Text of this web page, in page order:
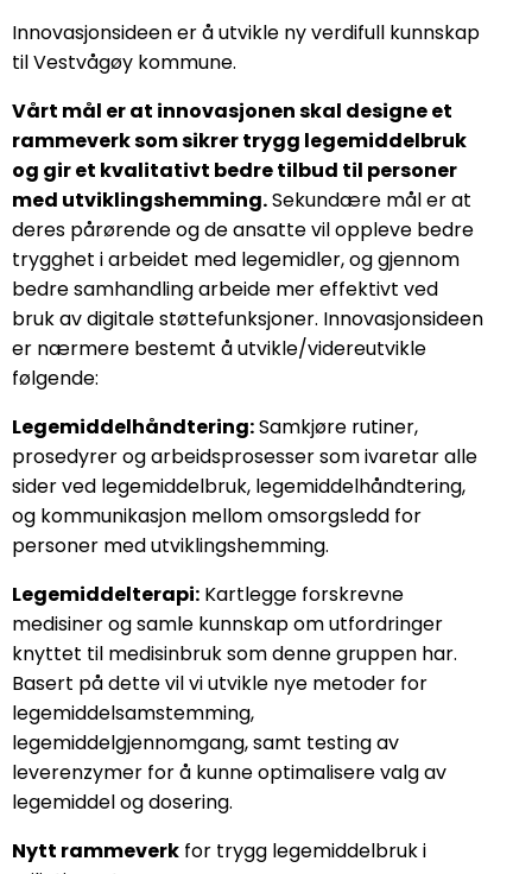
Innovasjonsideen er å utvikle ny verdifull kunnskap
til Vestvågøy kommune.
Vårt mål er at innovasjonen skal designe et
rammeverk som sikrer trygg legemiddelbruk
og gir et kvalitativt bedre tilbud til personer
med utviklingshemming.Sekundære mål er at
deres pårørende og de ansatte vil oppleve bedre
trygghet i arbeidet med legemidler, og gjennom
bedre samhandling arbeide mer effektivt ved
bruk av digitale støttefunksjoner. Innovasjonsideen
er nærmere bestemt å utvikle/videreutvikle
følgende:
Legemiddelhåndtering:Samkjøre rutiner,
prosedyrer og arbeidsprosesser som ivaretar alle
sider ved legemiddelbruk, legemiddelhåndtering,
og kommunikasjon mellom omsorgsledd for
personer med utviklingshemming.
Legemiddelterapi: Kartlegge forskrevne
medisiner og samle kunnskap om utfordringer
knyttet til medisinbruk som denne gruppen har.
Basert på dette vil vi utvikle nye metoder for
legemiddelsamstemming,
legemiddelgjennomgang, samt testing av
leverenzymer for å kunne optimalisere valg av
legemiddel og dosering.
Nytt rammeverk for trygg legemiddelbruk i